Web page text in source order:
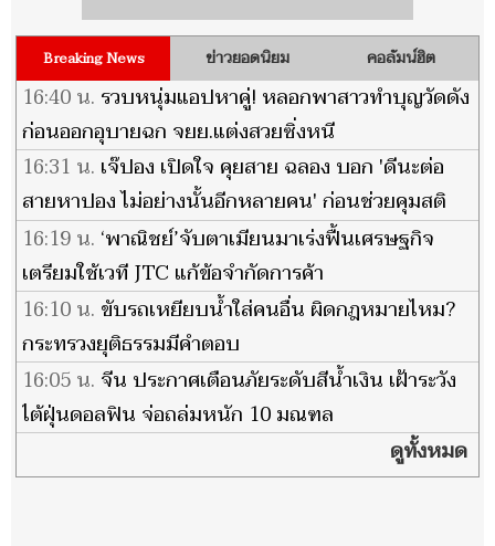
Breaking News ข่าวยอดนิยม คอลัมน์ฮิต
16:40 น. รวบหนุ่มแอปหาคู่! หลอกพาสาวทำบุญวัดดัง
ก่อนออกอุบายฉก จยย.แต่งสวยซิ่งหนี
16:31 น. เจ๊ปอง เปิดใจ คุยสาย ฉลอง บอก 'ดีนะต่อ
สายหาปอง ไม่อย่างนั้นอีกหลายคน' ก่อนช่วยคุมสติ
ปลดกระสุน-วางปืน
16:19 น. ‘พาณิชย์’จับตาเมียนมาเร่งฟื้นเศรษฐกิจ
เตรียมใช้เวที JTC แก้ข้อจำกัดการค้า
16:10 น. ขับรถเหยียบน้ำใส่คนอื่น ผิดกฎหมายไหม?
กระทรวงยุติธรรมมีคำตอบ
16:05 น. จีน ประกาศเตือนภัยระดับสีน้ำเงิน เฝ้าระวัง
ไต้ฝุ่นดอลฟิน จ่อถล่มหนัก 10 มณฑล
ดูทั้งหมด